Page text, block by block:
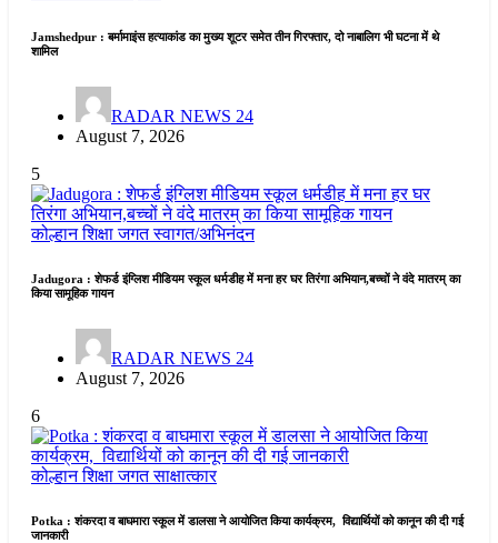
Jamshedpur : बर्मामाइंस हत्याकांड का मुख्य शूटर समेत तीन गिरफ्तार, दो नाबालिग भी घटना में थे
शामिल
RADAR NEWS 24
August 7, 2026
5
कोल्हानशिक्षा जगतस्वागत/अभिनंदन
Jadugora : शेफर्ड इंग्लिश मीडियम स्कूल धर्मडीह में मना हर घर तिरंगा अभियान,बच्चों ने वंदे मातरम् का
किया सामूहिक गायन
RADAR NEWS 24
August 7, 2026
6
कोल्हानशिक्षा जगतसाक्षात्कार
Potka : शंकरदा व बाघमारा स्कूल में डालसा ने आयोजित किया कार्यक्रम, विद्यार्थियों को कानून की दी गई
जानकारी